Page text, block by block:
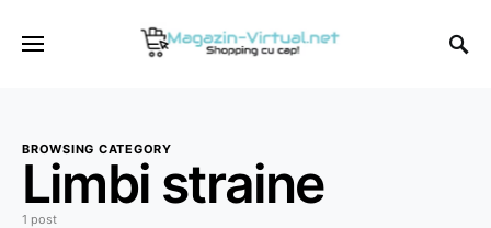
BROWSING CATEGORY
Limbi straine
1 post